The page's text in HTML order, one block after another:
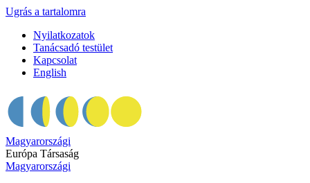
Ugrás a tartalomra
Nyilatkozatok
Tanácsadó testület
Kapcsolat
English
Magyarországi
Európa Társaság
Magyarországi